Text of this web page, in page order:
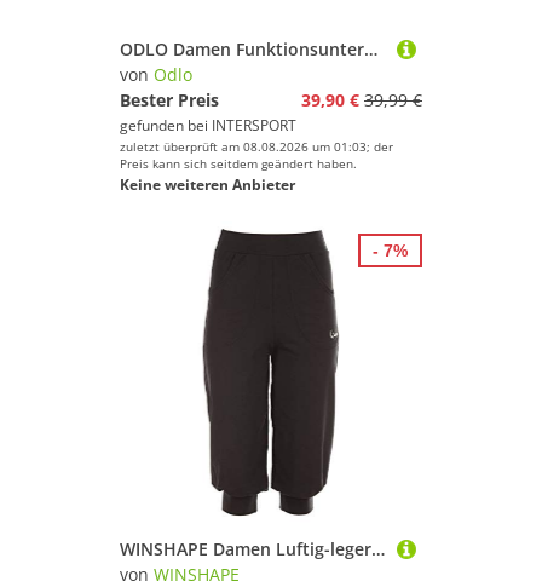
ODLO Damen Funktionsunterhose "Active Originals Warm"
von Odlo
Bester Preis
39,90 € 39,99 €
gefunden bei INTERSPORT
zuletzt überprüft am 08.08.2026 um 01:03; der
Preis kann sich seitdem geändert haben.
Keine weiteren Anbieter
WINSHAPE Damen Luftig-legere 3/4-high Waist-trainingshose Wbe12 Trainingshose, Schwarz, XL EU
von WINSHAPE
- 7%